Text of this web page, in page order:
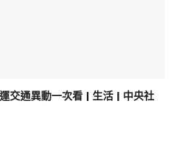
交通異動一次看 | 生活 | 中央社